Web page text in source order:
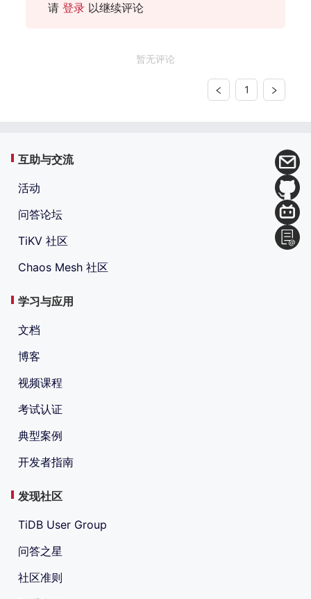
请 登录 以继续评论
暂无评论
1
互助与交流
活动
问答论坛
TiKV 社区
Chaos Mesh 社区
学习与应用
文档
博客
视频课程
考试认证
典型案例
开发者指南
发现社区
TiDB User Group
问答之星
社区准则